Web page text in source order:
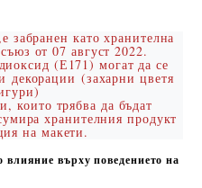
забранен като хранителна
от 07 август 2022.
(Е171) могат да се
декорации (захарни цветя
които трябва да бъдат
хранителния продукт
на макети.
върху поведението на